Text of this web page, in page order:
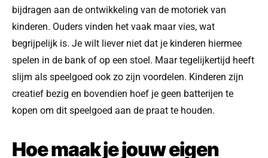
bijdragen aan de ontwikkeling van de motoriek van
kinderen. Ouders vinden het vaak maar vies, wat
begrijpelijk is. Je wilt liever niet dat je kinderen hiermee
spelen in de bank of op een stoel. Maar tegelijkertijd heeft
slijm als speelgoed ook zo zijn voordelen. Kinderen zijn
creatief bezig en bovendien hoef je geen batterijen te
kopen om dit speelgoed aan de praat te houden.
Hoe maak je jouw eigen